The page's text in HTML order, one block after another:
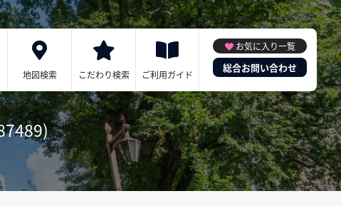
地図検索 こだわり検索 ご利用ガイド
お気に入り一覧
総合お問い合わせ